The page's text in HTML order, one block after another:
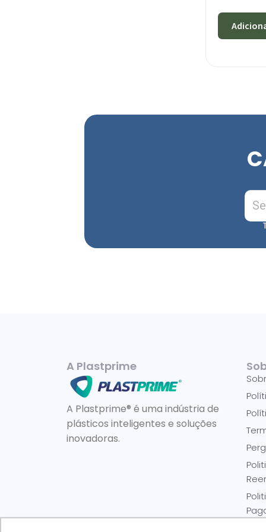
A Plastprime
A Plastprime® é uma indústria de
plásticos inteligentes e soluções
inovadoras.